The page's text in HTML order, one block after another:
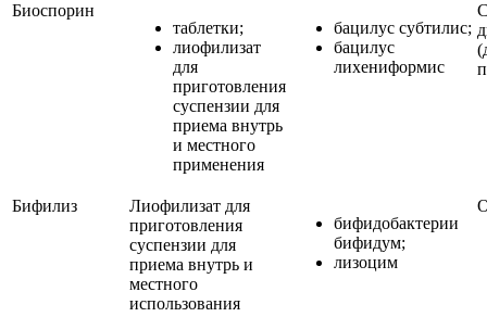
Биоспорин
таблетки;
лиофилизат
для
приготовления
суспензии для
приема внутрь
и местного
применения
бацилус субтилис;
бацилус
лихениформис
Бифилиз
Лиофилизат для
приготовления
суспензии для
приема внутрь и
местного
использования
бифидобактерии
бифидум;
лизоцим